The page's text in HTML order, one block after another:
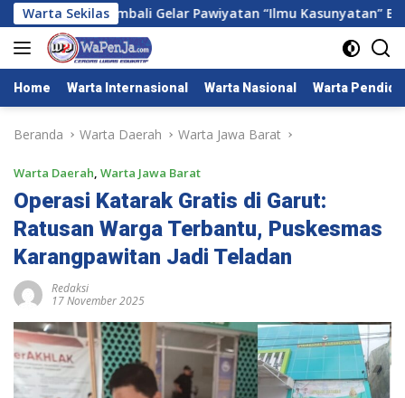
Langsung
ke
konten
Warta Sekilas
Kembali Gelar Pawiyatan “Ilmu Kasunyatan” Bagi
Home Warta Internasional Warta Nasional Warta
Beranda Warta Daerah Warta Jawa Barat
Warta Daerah, Warta Jawa Barat
Operasi Katarak Gratis di Garut:
Ratusan Warga Terbantu, Puskesmas
Karangpawitan Jadi Teladan
Redaksi
17 November 2025